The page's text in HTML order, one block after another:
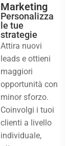
Marketing
Personalizza
le tue
strategie
Attira nuovi
leads e ottieni
maggiori
opportunità con
minor sforzo.
Coinvolgi i tuoi
clienti a livello
individuale,